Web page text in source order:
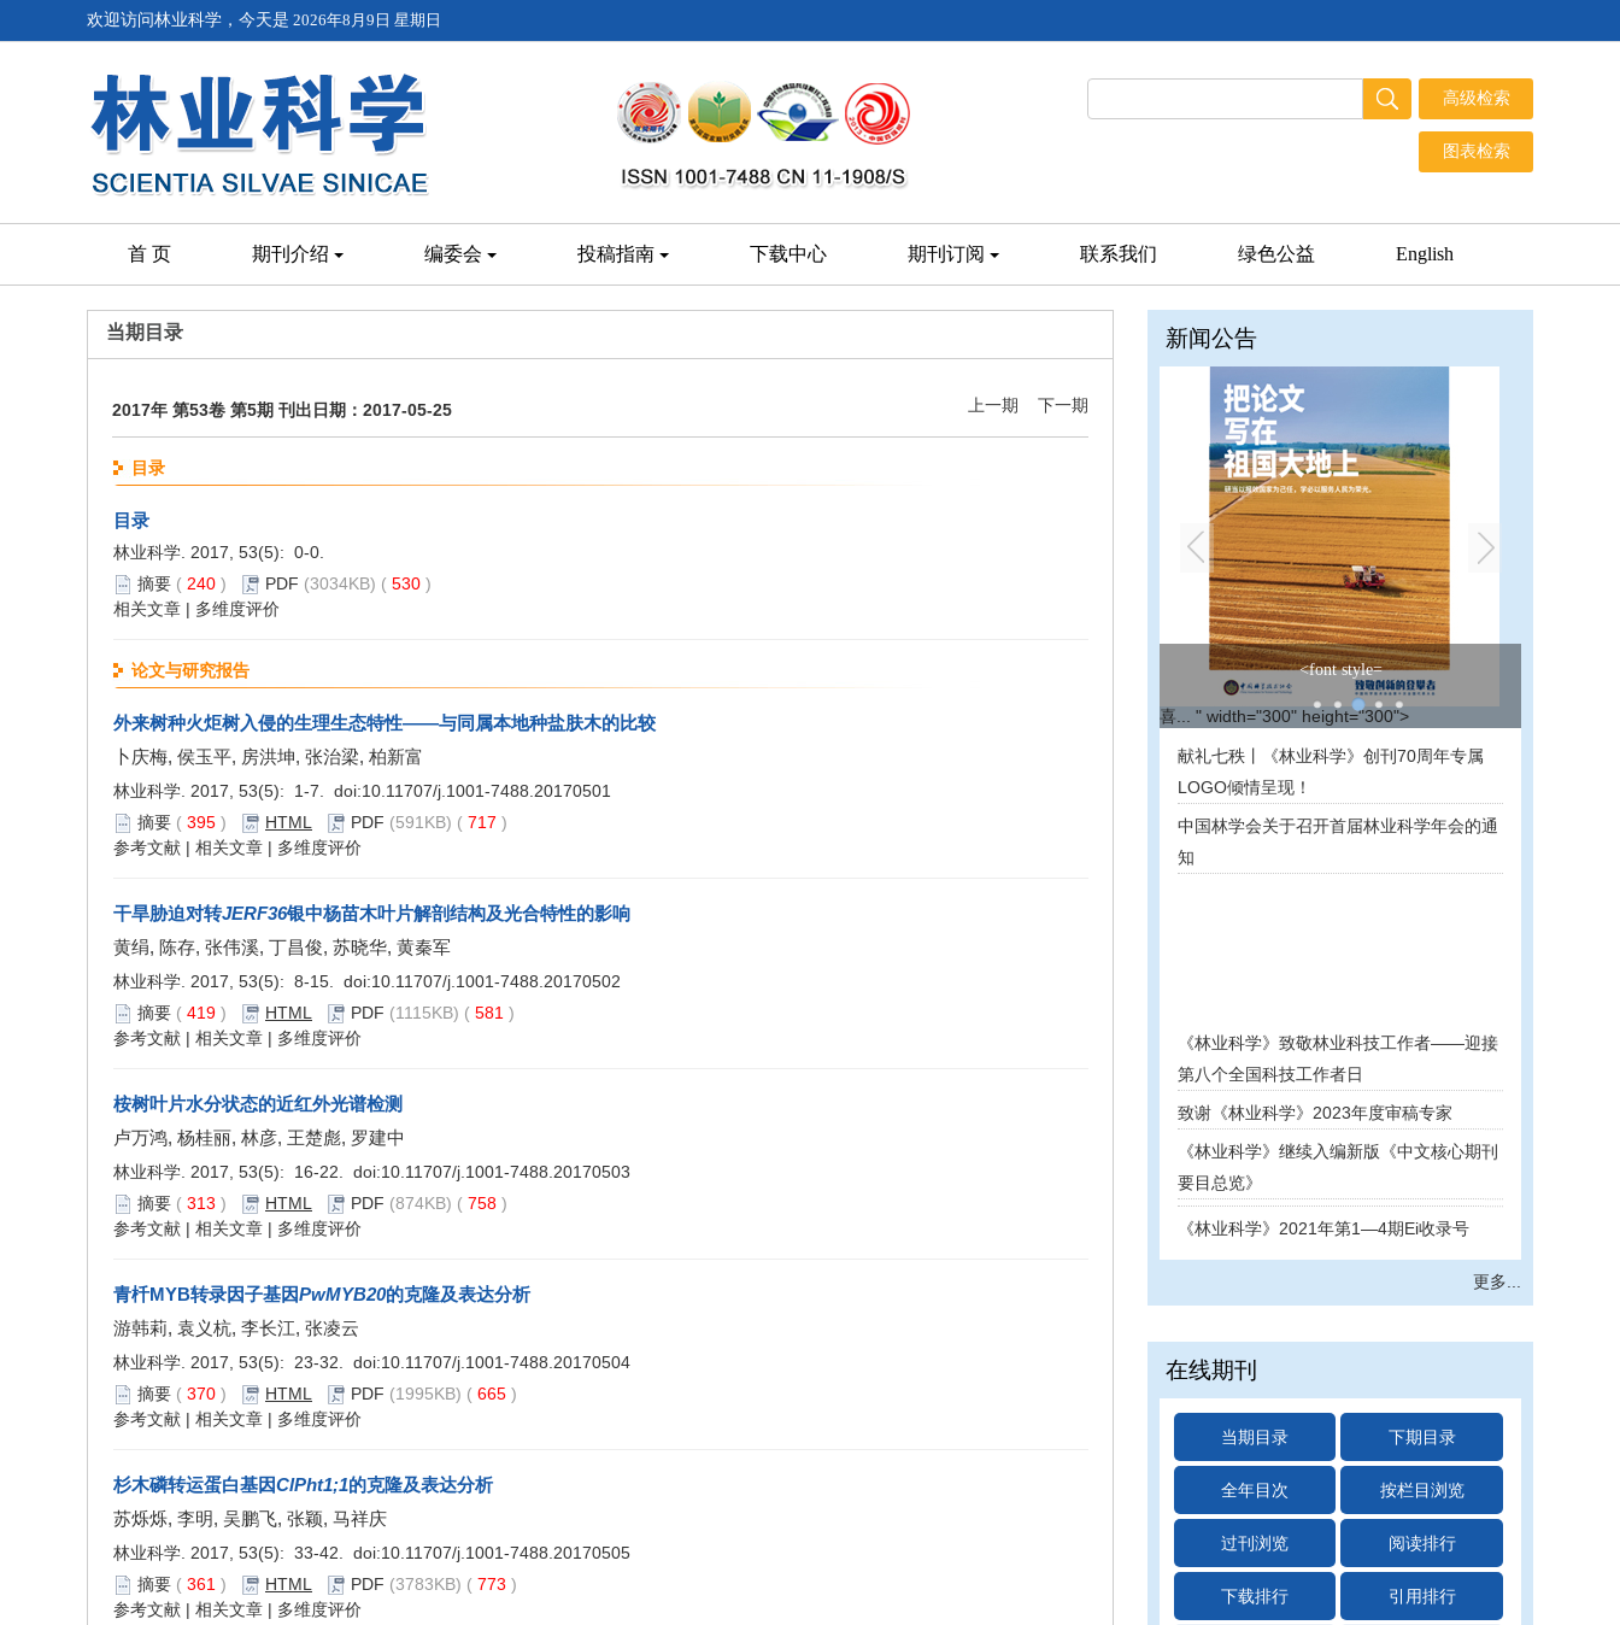
欢迎访问林业科学，今天是 2026年8月9日 星期日
首 页 期刊介绍 编委会 投稿指南 下载中心 期刊订阅 联系我们 绿色公益 English
当期目录
2017年 第53卷 第5期 刊出日期：2017-05-25 上一期 下一期
目录
目录
林业科学. 2017, 53(5): 0-0.
摘要 ( 240 ) PDF (3034KB) ( 530 )
相关文章 | 多维度评价
论文与研究报告
外来树种火炬树入侵的生理生态特性——与同属本地种盐肤木的比较
卜庆梅, 侯玉平, 房洪坤, 张治梁, 柏新富
林业科学. 2017, 53(5): 1-7. doi:10.11707/j.1001-7488.20170501
摘要 ( 395 ) HTML PDF (591KB) ( 717 )
参考文献 | 相关文章 | 多维度评价
干旱胁迫对转JERF36银中杨苗木叶片解剖结构及光合特性的影响
黄绢, 陈存, 张伟溪, 丁昌俊, 苏晓华, 黄秦军
林业科学. 2017, 53(5): 8-15. doi:10.11707/j.1001-7488.20170502
摘要 ( 419 ) HTML PDF (1115KB) ( 581 )
参考文献 | 相关文章 | 多维度评价
桉树叶片水分状态的近红外光谱检测
卢万鸿, 杨桂丽, 林彦, 王楚彪, 罗建中
林业科学. 2017, 53(5): 16-22. doi:10.11707/j.1001-7488.20170503
摘要 ( 313 ) HTML PDF (874KB) ( 758 )
参考文献 | 相关文章 | 多维度评价
青杄MYB转录因子基因PwMYB20的克隆及表达分析
游韩莉, 袁义杭, 李长江, 张凌云
林业科学. 2017, 53(5): 23-32. doi:10.11707/j.1001-7488.20170504
摘要 ( 370 ) HTML PDF (1995KB) ( 665 )
参考文献 | 相关文章 | 多维度评价
杉木磷转运蛋白基因ClPht1;1的克隆及表达分析
苏烁烁, 李明, 吴鹏飞, 张颖, 马祥庆
林业科学. 2017, 53(5): 33-42. doi:10.11707/j.1001-7488.20170505
摘要 ( 361 ) HTML PDF (3783KB) ( 773 )
参考文献 | 相关文章 | 多维度评价
新闻公告
喜... " width="300" height="300">
<font style=
献礼七秩丨《林业科学》创刊70周年专属
LOGO倾情呈现！
中国林学会关于召开首届林业科学年会的通
知
第八个全国科技工作者日
致谢《林业科学》2023年度审稿专家
《林业科学》继续入编新版《中文核心期刊
要目总览》
《林业科学》2021年第1―4期Ei收录号
《林业科学》2020年第10―12期Ei收录号
《林业科学》2020年第1—9期Ei收录号
官宣了！《林业科学》4篇论文获奖！
《林业科学》公布2017年高被引频次论文并
颁发证书
2020年度《林业科学》审稿专家证书已发放
《林业科学》公布2017年高被引频次论文并
更多...
在线期刊
当期目录 下期目录
全年目次 按栏目浏览
过刊浏览 阅读排行
下载排行 引用排行